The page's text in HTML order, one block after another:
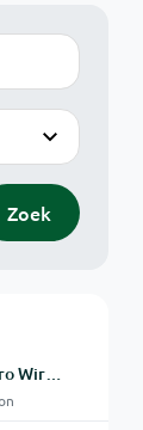
Zoek
Fluke MicroScanner Pro Wiremap adapter